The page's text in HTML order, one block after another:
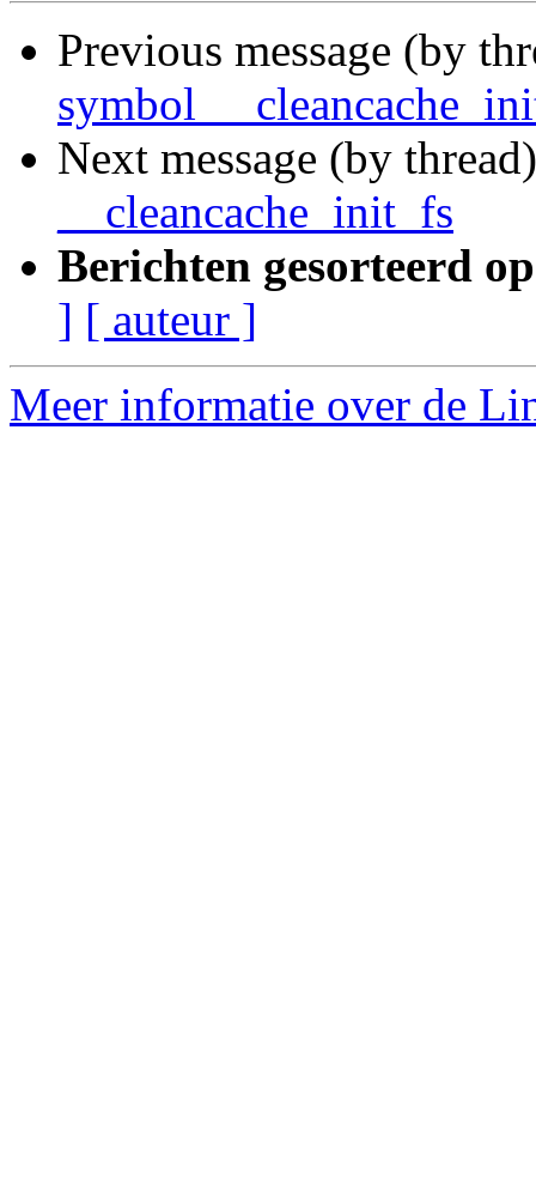
Previous message (by
symbol
Next message (by
__cleancache_init_fs
Berichten gesorteerd
] [ auteur ]
Meer informatie over de